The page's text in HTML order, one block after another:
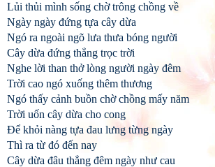
Lủi thủi mình sống chờ trông chồng về
Ngày ngày đứng tựa cây dừa
Ngó ra ngoài ngõ lưa thưa bóng người
Cây dừa đứng thẳng trọc trời
Nghe lời than thở lòng người ngày đêm
Trời cao ngó xuống thêm thương
Ngó thấy cảnh buồn chờ chồng mấy năm
Trời uốn cây dừa cho cong
Để khỏi nàng tựa đau lưng từng ngày
Thì ra từ đó đến nay
Cây dừa đâu thẳng đêm ngày như cau